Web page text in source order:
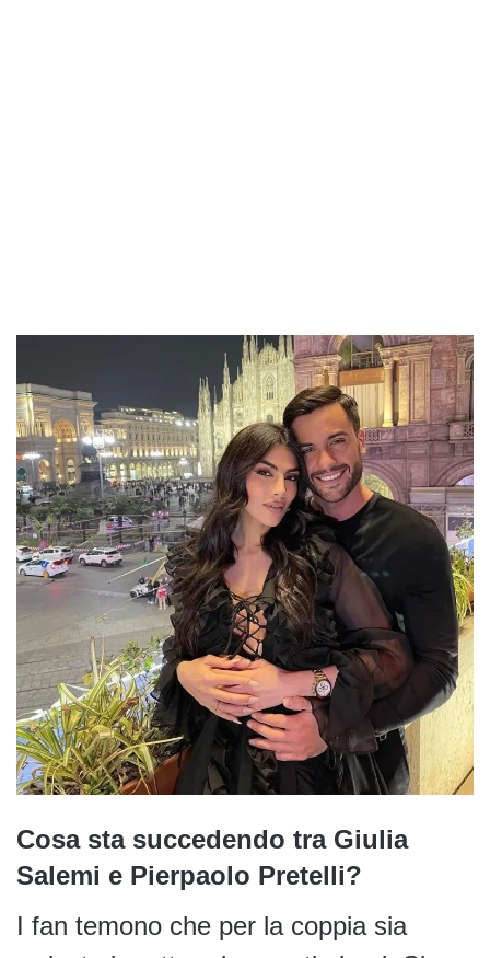
Cosa sta succedendo tra Giulia
Salemi e Pierpaolo Pretelli?
I fan temono che per la coppia sia